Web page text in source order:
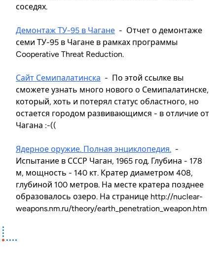
соседях.
Демонтаж ТУ-95 в Чагане - Отчет о демонтаже
семи ТУ-95 в Чагане в рамках программы
Cooperative Threat Reduction.
Сайт Семипалатинска - По этой ссылке вы
сможете узнать много нового о Семипалатинске,
который, хоть и потерял статус областного, но
остается городом развивающимся - в отличие от
Чагана :-((
Ядерное оружие. Полная энциклопедия. -
Испытание в СССР Чаган, 1965 год. Глубина - 178
м, мощность - 140 кт. Кратер диаметром 408,
глубиной 100 метров. На месте кратера позднее
образовалось озеро. На странице http://nuclear-
weapons.nm.ru/theory/earth_penetration_weapon.htm